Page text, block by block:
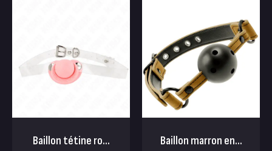
Baillon tétine ro... Baillon marron en...